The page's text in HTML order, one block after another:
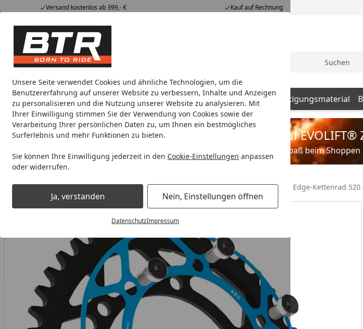
Unsere Seite verwendet Cookies und ähnliche Technologien, um die
Benutzererfahrung auf unserer Website zu verbessern, Inhalte und Anzeigen
zu personalisieren und die Nutzung unserer Website zu analysieren. Mit
Ihrer Einwilligung stimmen Sie der Verwendung von Cookies sowie der
Verarbeitung Ihrer persönlichen Daten zu, um Ihnen ein bestmögliches
Surferlebnis und mehr Funktionen zu bieten.
Sie können Ihre Einwilligung jederzeit in den Cookie-Einstellungen anpassen
oder widerrufen.
Ja, verstanden Nein, Einstellungen öffnen
DatenschutzImpressum
Versand kostenlos ab 399,- € Kauf auf Rechnung
Hotline07051 / 9 222 5959
Mi-Fr. 8-12 Uhr
Alle Produkte
Alle ProdukteMarken
Motorradteile & Ersatzteile Anbauteile Auspuff Batterien Befestigungsmaterial
Noch 2 Tage und 11 Stunden
Spare bis zu 35% auf
Viel Spaß beim
Motorradteile & Ersatzteile Kraftübertragung Kettenrad Supersprox Steel Edge-Kettenrad 520